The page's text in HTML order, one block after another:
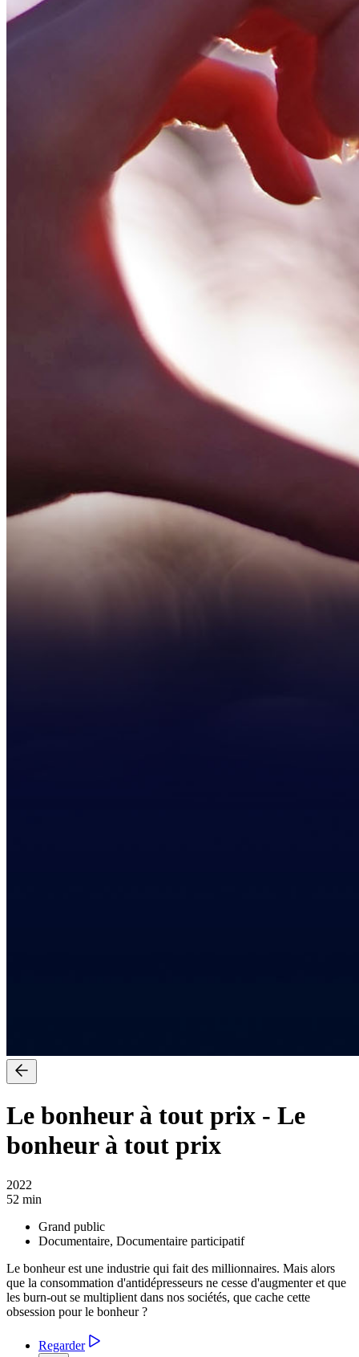
Le bonheur à tout prix - Le
bonheur à tout prix
2022
52 min
Grand public
Documentaire, Documentaire participatif
Le bonheur est une industrie qui fait des millionnaires. Mais alors
que la consommation d'antidépresseurs ne cesse d'augmenter et que
les burn-out se multiplient dans nos sociétés, que cache cette
obsession pour le bonheur ?
Regarder